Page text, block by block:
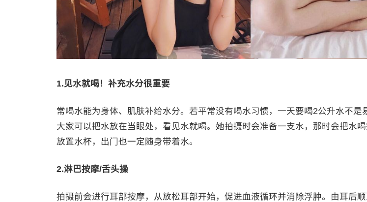
1.见水就喝！补充水分很重要
常喝水能为身体、肌肤补给水分。若平常没有喝水习惯，一天要喝2公升水不是
大家可以把水放在当眼处，看见水就喝。她拍摄时会准备一支水，那时会把水
放置水杯，出门也一定随身带着水。
2.淋巴按摩/舌头操
拍摄前会进行耳部按摩，从放松耳部开始，促进血液循环并消除浮肿。由耳后